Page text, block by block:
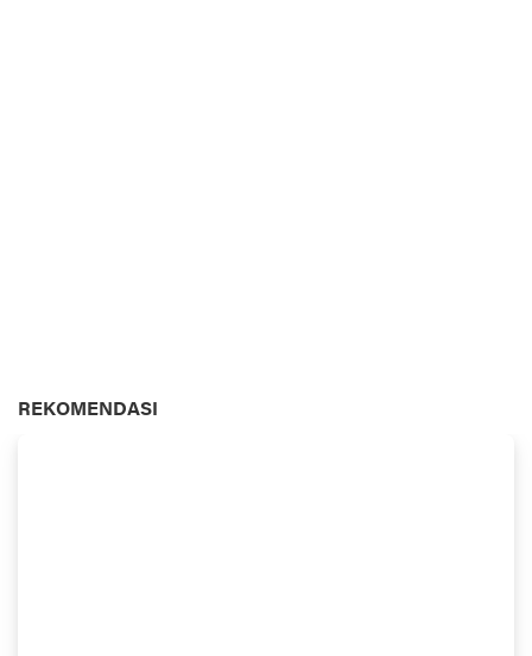
REKOMENDASI